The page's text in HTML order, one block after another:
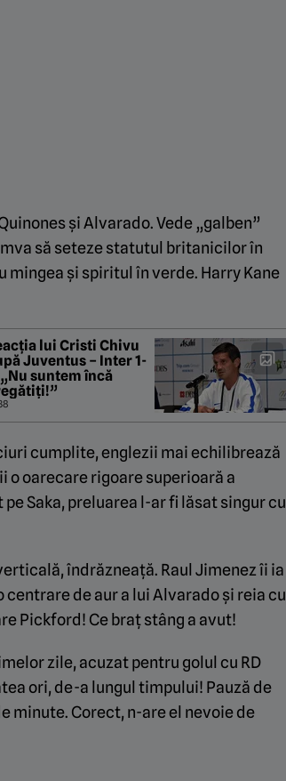
și Alvarado. Vede „galben”
să seteze statutul britanicilor în
și spiritul în verde. Harry Kane
lui Cristi Chivu
Juventus – Inter 1-
suntem încă
cumplite, englezii mai echilibrează
o oarecare rigoare superioară a
Saka, preluarea l-ar fi lăsat singur cu
îndrăzneață. Raul Jimenez îi ia
de aur a lui Alvarado și reia cu
Pickford! Ce braț stâng a avut!
zile, acuzat pentru golul cu RD
ori, de-a lungul timpului! Pauză de
minute. Corect, n-are el nevoie de